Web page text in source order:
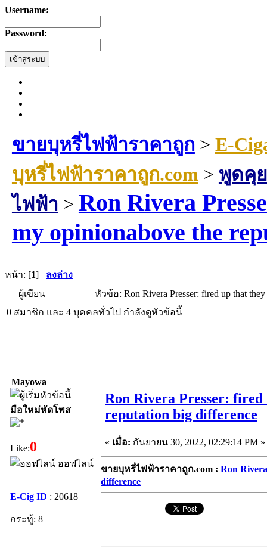
Username:
Password:
ขายบุหรี่ไฟฟ้าราคาถูก > E-
บุหรี่ไฟฟ้าราคาถูก.com> พูดคุ
ไฟฟ้า > Ron Rivera
my opinionabove the
หน้า: [1] ลงล่าง
ผู้เขียน
หัวข้อ: Ron Rivera Presser: fired up that
0 สมาชิก และ 4 บุคคลทั่วไป กำลังดูหัวข้อนี้
Mayowa
มือใหม่หัดโพส
Like:0
ออฟไลน์
E-Cig ID : 20618
กระทู้: 8
Ron Rivera Presser: fired
reputation big difference
« เมื่อ: กันยายน 30, 2022, 02:29:14 PM »
ขายบุหรี่ไฟฟ้าราคาถูก.com : Ron
difference